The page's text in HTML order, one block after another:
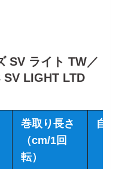
SV ライト TW／
SV LIGHT LTD
巻取り長さ
（cm/1回
転）
自